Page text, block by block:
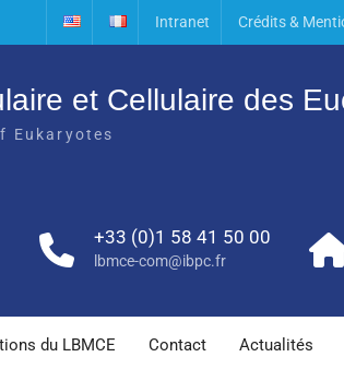
Intranet Crédits &
et Cellulaire des
Eukaryotes
+33 (0)1 58 41 50 00
lbmce-com@ibpc.fr
du LBMCE Contact Actualités